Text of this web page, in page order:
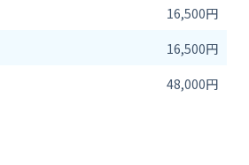
16,500円
16,500円
48,000円